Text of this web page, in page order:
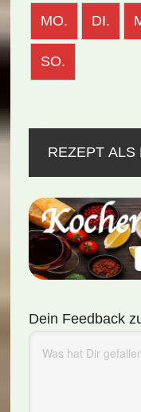
MO. DI.
SO.
REZEPT ALS
Dein Feedback